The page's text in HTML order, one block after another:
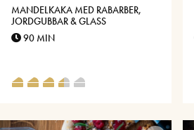
MANDELKAKA MED RABARBER,
JORDGUBBAR & GLASS
90 MIN